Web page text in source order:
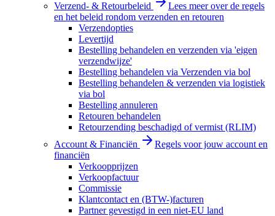
Verzend- & Retourbeleid
Lees meer over de regels
en het beleid rondom verzenden en retouren
Verzendopties
Levertijd
Bestelling behandelen en verzenden via 'eigen
verzendwijze'
Bestelling behandelen via Verzenden via bol
Bestelling behandelen & verzenden via logistiek
via bol
Bestelling annuleren
Retouren behandelen
Retourzending beschadigd of vermist (RLIM)
Account & Financiën
Regels voor jouw account en
financiën
Verkoopprijzen
Verkoopfactuur
Commissie
Klantcontact en (BTW-)facturen
Partner gevestigd in een niet-EU land